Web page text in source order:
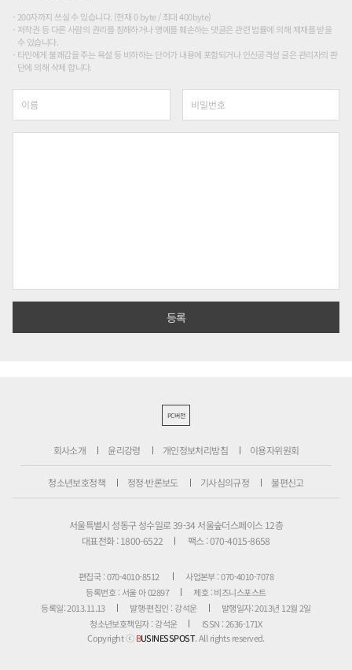
200자까지 쓰실 수 있습니다. (현재 0 byte / 최대 400byte)
저작권 등 다른 사람의 권리를 침해하거나 명예를 훼손하는 댓글은 관련 법률에 의해 제재를 받을
수 있습니다.
타인에게 불쾌감을 주는 욕설 등 비하하는 단어가 내용에 포함되거나 인신공격성 글은 관리자의 판
단에 의해 삭제 합니다.
PC버전
회사소개 윤리강령 개인정보처리방침 이용자위원회
청소년보호정책 정정·반론보도 기사심의규정 불편신고
서울특별시 성동구 성수일로 39-34 서울숲더스페이스 12층
대표전화 : 1800-6522
팩스 : 070-4015-8658
편집국 : 070-4010-8512
사업본부 : 070-4010-7078
등록번호 : 서울 아 02897
제호 : 비즈니스포스트
등록일: 2013.11.13
발행·편집인 : 강석운
발행일자: 2013년 12월 2일
청소년보호책임자 : 강석운
ISSN : 2636-171X
Copyright ⓒBUSINESSPOST. All rights reserved.